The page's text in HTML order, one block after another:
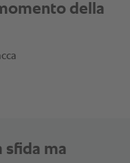
della
sfida ma